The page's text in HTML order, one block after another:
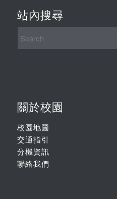
站內搜尋
關於校園
校園地圖
交通指引
分機資訊
聯絡我們